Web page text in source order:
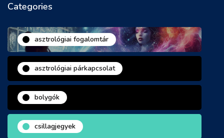
Categories
asztrológiai fogalomtár
asztrológiai párkapcsolat
bolygók
csillagjegyek